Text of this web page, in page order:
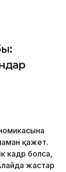
қажет.
кадр болса,
жастар